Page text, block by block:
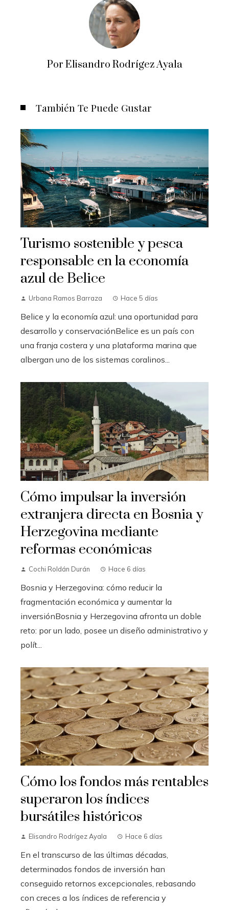
Por Elisandro Rodrígez Ayala
También Te Puede Gustar
Turismo sostenible y pesca
responsable en la economía
azul de Belice
Urbana Ramos Barraza Hace 5 días
Belice y la economía azul: una oportunidad para
desarrollo y conservaciónBelice es un país con
una franja costera y una plataforma marina que
albergan uno de los sistemas coralinos...
Cómo impulsar la inversión
extranjera directa en Bosnia y
Herzegovina mediante
reformas económicas
Cochi Roldán Durán Hace 6 días
Bosnia y Herzegovina: cómo reducir la
fragmentación económica y aumentar la
inversiónBosnia y Herzegovina afronta un doble
reto: por un lado, posee un diseño administrativo y
polít...
Cómo los fondos más rentables
superaron los índices
bursátiles históricos
Elisandro Rodrígez Ayala Hace 6 días
En el transcurso de las últimas décadas,
determinados fondos de inversión han
conseguido retornos excepcionales, rebasando
con creces a los índices de referencia y